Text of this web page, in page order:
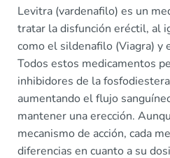
Levitra (vardenafilo) es un
tratar la disfunción eréctil, al
como el sildenafilo (Viagra) y
Todos estos medicamentos
inhibidores de la
aumentando el flujo
mantener una erección.
mecanismo de acción, cada
diferencias en cuanto a su